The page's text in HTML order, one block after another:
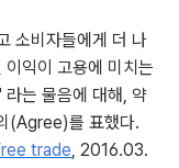
소비자들에게 더 나
익이 고용에 미치는
는 물음에 대해, 약
(Agree)를 표했다.
ree trade, 2016.03.